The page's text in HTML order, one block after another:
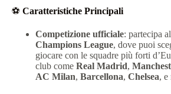
⚽ Caratteristiche Principali
Competizione ufficiale: partecipa
Champions League, dove puoi
giocare con le squadre più forti
club come Real Madrid,
AC Milan, Barcellona, Chelsea, e